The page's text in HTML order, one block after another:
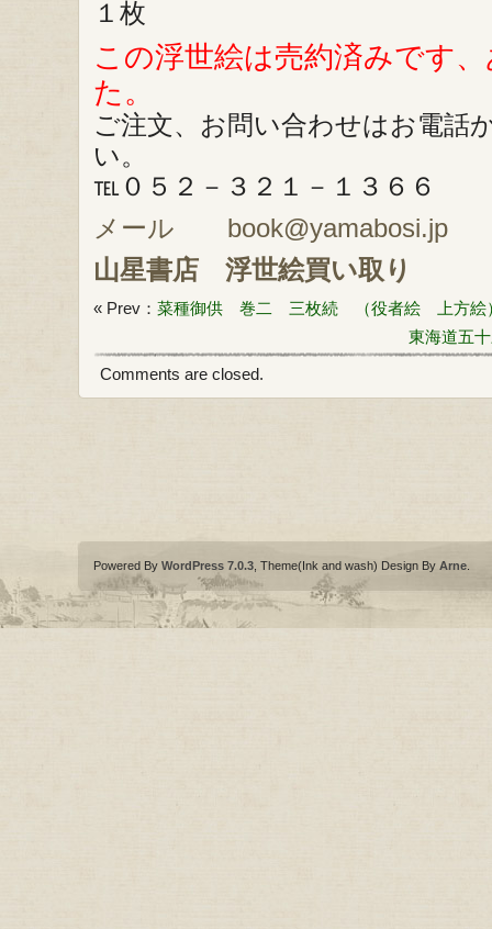
１枚
この浮世絵は売約済みです
た。
ご注文、お問い合わせはお電話
い。
℡０５２－３２１－１３６６
メール book@yamabosi.jp
山星書店
浮世絵買い取り
« Prev： 菜種御供 巻二 三枚続 （役者絵 上方絵
東海道五
Comments are closed.
Powered By WordPress 7.0.3 , Theme(Ink and wash) Design By Arne